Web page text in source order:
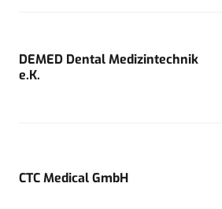
DEMED Dental Medizintechnik
e.K.
CTC Medical GmbH